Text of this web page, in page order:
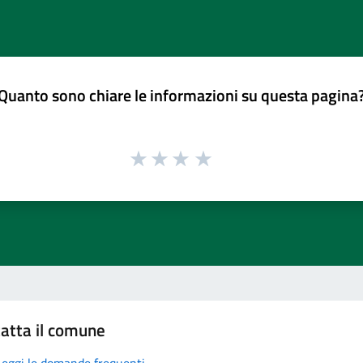
sono chiare le informazioni su questa
il comune